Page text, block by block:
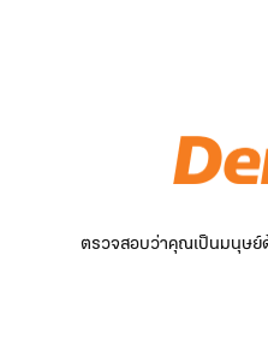
ตรวจสอบว่าคุณเป็นมนุษย์